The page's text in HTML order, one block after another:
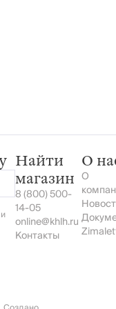
и
Найти
магазин
8 (800) 500-
14-05
online@khlh.ru
Контакты
О
О